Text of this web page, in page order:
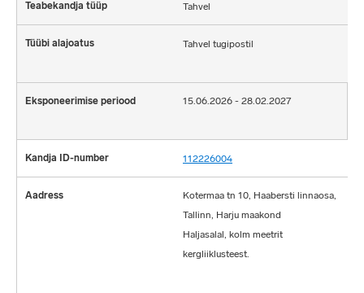
Tahvel
Tahvel tugipostil
15.06.2026 - 28.02.2027
112226004
Kotermaa tn 10, Haabersti linnaosa,
Tallinn, Harju maakond
Haljasalal, kolm meetrit
kergliiklusteest.